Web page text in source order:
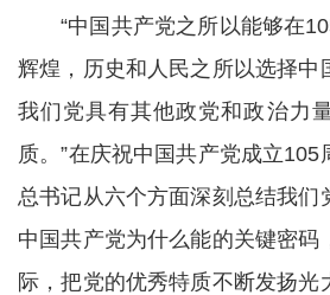
“中国共产党之所以能够在
辉煌，历史和人民之所以选择中
我们党具有其他政党和政治力
质。”在庆祝中国共产党成立
总书记从六个方面深刻总结我们
中国共产党为什么能的关键密码
际，把党的优秀特质不断发扬光